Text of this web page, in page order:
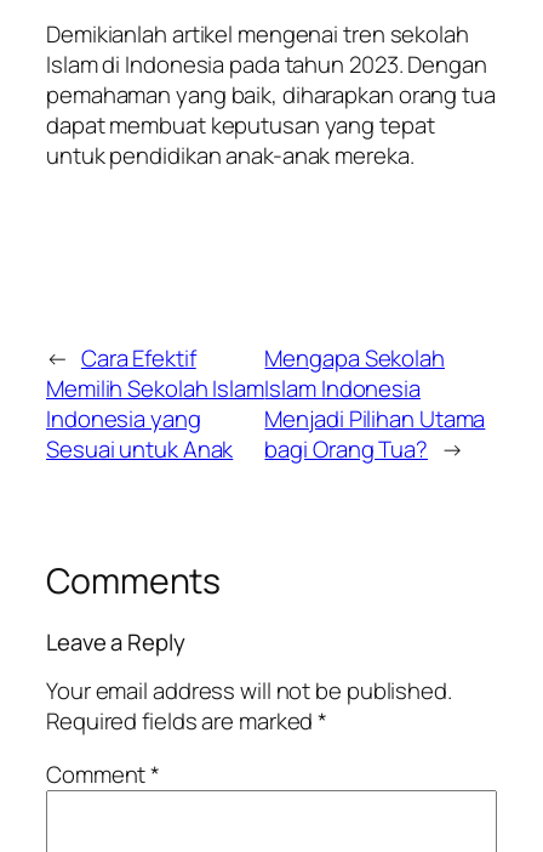
Demikianlah artikel mengenai tren sekolah
Islam di Indonesia pada tahun 2023. Dengan
pemahaman yang baik, diharapkan orang tua
dapat membuat keputusan yang tepat
untuk pendidikan anak-anak mereka.
← Cara Efektif
Memilih Sekolah Islam
Indonesia yang
Sesuai untuk Anak
Mengapa Sekolah
Islam Indonesia
Menjadi Pilihan Utama
bagi Orang Tua? →
Comments
Leave a Reply
Your email address will not be published.
Required fields are marked*
Comment*